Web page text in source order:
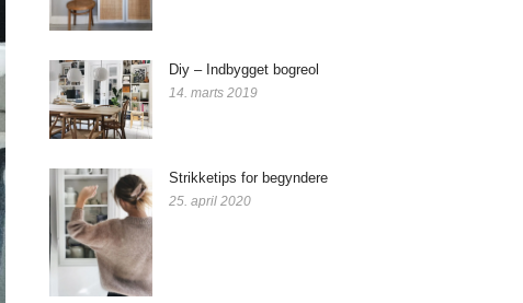
Diy – Indbygget bogreol
14. marts 2019
Strikketips for begyndere
25. april 2020